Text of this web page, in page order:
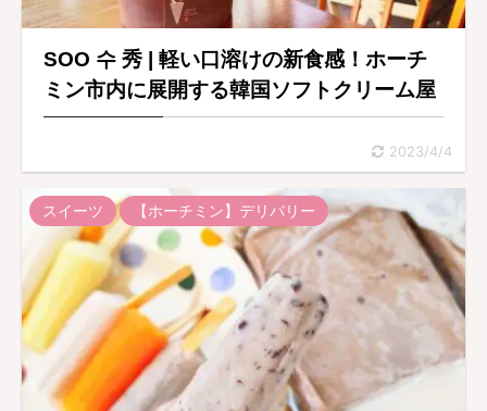
SOO 수 秀 | 軽い口溶けの新食感！ホーチ
ミン市内に展開する韓国ソフトクリーム屋
2023/4/4
スイーツ 【ホーチミン】デリバリー